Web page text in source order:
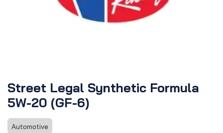
Street Legal Synthetic Formula
5W-20 (GF-6)
Automotive